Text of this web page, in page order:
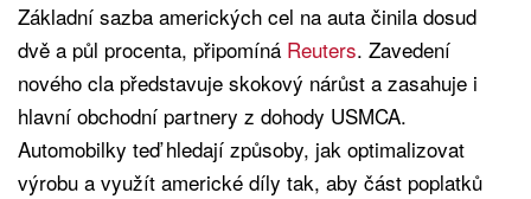
Základní sazba amerických cel na auta činila dosud
dvě a půl procenta, připomíná Reuters. Zavedení
nového cla představuje skokový nárůst a zasahuje i
hlavní obchodní partnery z dohody USMCA.
Automobilky teď hledají způsoby, jak optimalizovat
výrobu a využít americké díly tak, aby část poplatků